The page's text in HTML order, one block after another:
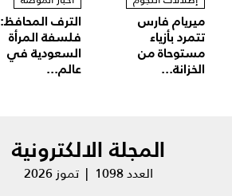
ميريام فارس
تتمرد بأزياء
مستوحاة من
الخزانة...
الترف المحافظ:
فلسفة المرأة
السعودية في
عالم...
المجلة الالكترونية
العدد 1098 | تموز 2026